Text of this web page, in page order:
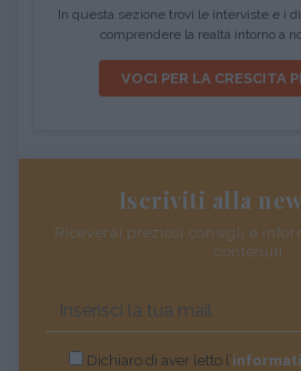
In questa sezione trovi le interviste e i
comprendere la realtà intorno a
VOCI PER LA CRESCITA
Iscriviti alla
Riceverai preziosi consigli e
contenuti
Dichiaro di aver letto l’